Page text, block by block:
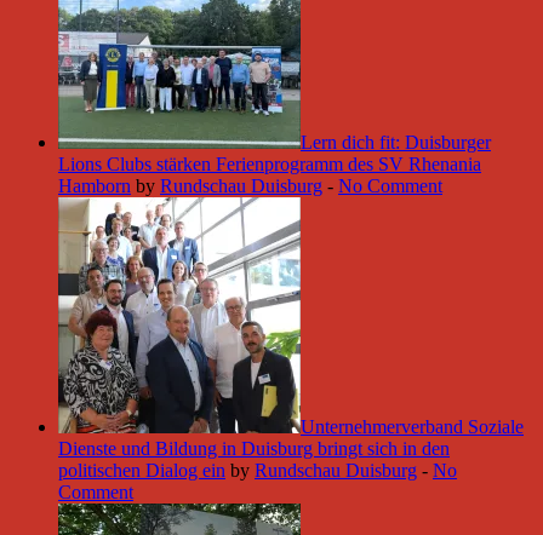
Lern dich fit: Duisburger
Lions Clubs stärken Ferienprogramm des SV Rhenania
Hamborn by Rundschau Duisburg - No Comment
Unternehmerverband Soziale
Dienste und Bildung in Duisburg bringt sich in den
politischen Dialog ein by Rundschau Duisburg - No
Comment